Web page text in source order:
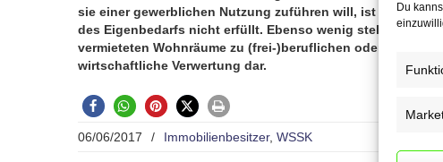
Du
sie einer gewerblichen Nutzung zuführen will, ist der
des Eigenbedarfs nicht erfüllt. Ebenso wenig stellt die
vermieteten Wohnräume zu (frei-)beruflichen oder
wirtschaftliche Verwertung dar.
06/06/2017 / Immobilienbesitzer, WSSK